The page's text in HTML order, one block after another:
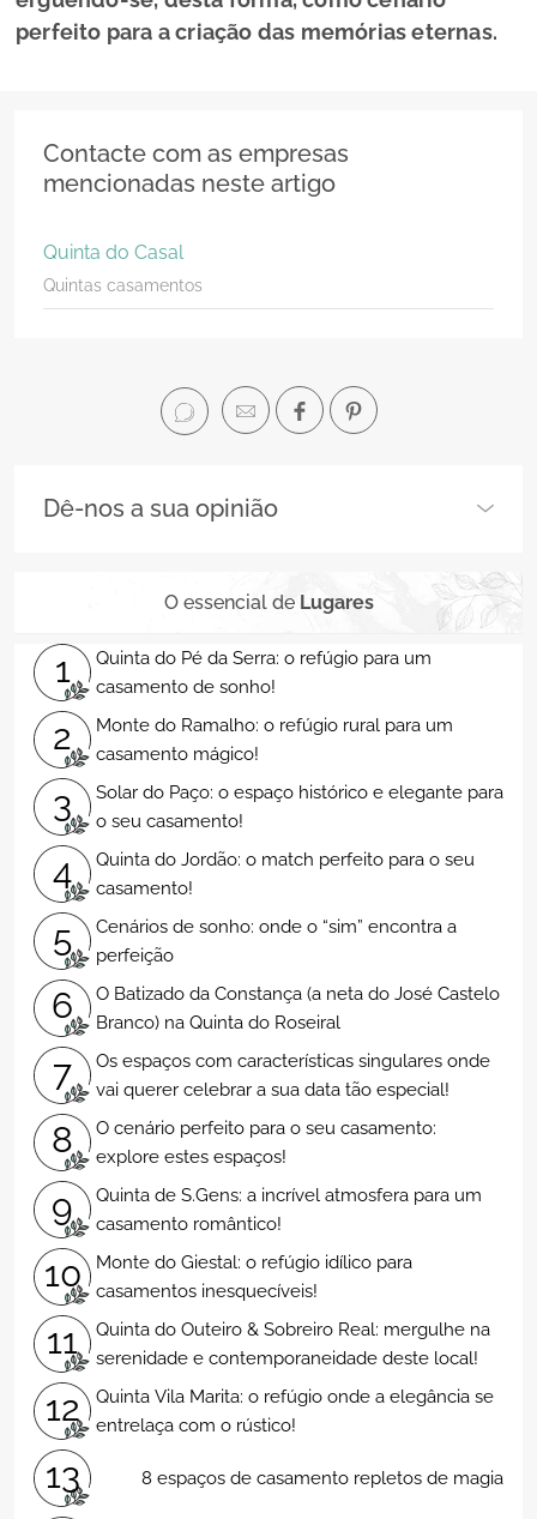
perfeito para a criação das memórias eternas.
Contacte com as empresas
mencionadas neste artigo
Quinta do Casal
Quintas casamentos
Dê-nos a sua opinião
O essencial de Lugares
1
Quinta do Pé da Serra: o refúgio para um
casamento de sonho!
2
Monte do Ramalho: o refúgio rural para um
casamento mágico!
3
Solar do Paço: o espaço histórico e elegante para
o seu casamento!
4
Quinta do Jordão: o match perfeito para o seu
casamento!
5
Cenários de sonho: onde o “sim” encontra a
perfeição
6
O Batizado da Constança (a neta do José Castelo
Branco) na Quinta do Roseiral
7
Os espaços com características singulares onde
vai querer celebrar a sua data tão especial!
8
O cenário perfeito para o seu casamento:
explore estes espaços!
9
Quinta de S.Gens: a incrível atmosfera para um
casamento romântico!
10
Monte do Giestal: o refúgio idílico para
casamentos inesquecíveis!
11
Quinta do Outeiro & Sobreiro Real: mergulhe na
serenidade e contemporaneidade deste local!
12
Quinta Vila Marita: o refúgio onde a elegância se
entrelaça com o rústico!
13 8 espaços de casamento repletos de magia